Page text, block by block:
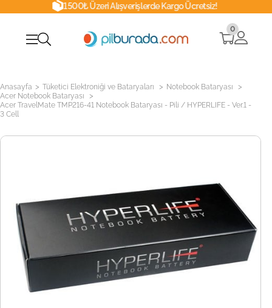
1500₺ Üzeri Alışverişlerde Kargo Ücretsiz!
0
Anasayfa > Tüketici Elektroniği ve Bataryaları > Notebook Bataryası >
Acer Notebook Bataryası >
Acer TravelMate TMP216-41 Notebook Bataryası - Pili / HYPERLIFE - Ver.1 -
3 Cell